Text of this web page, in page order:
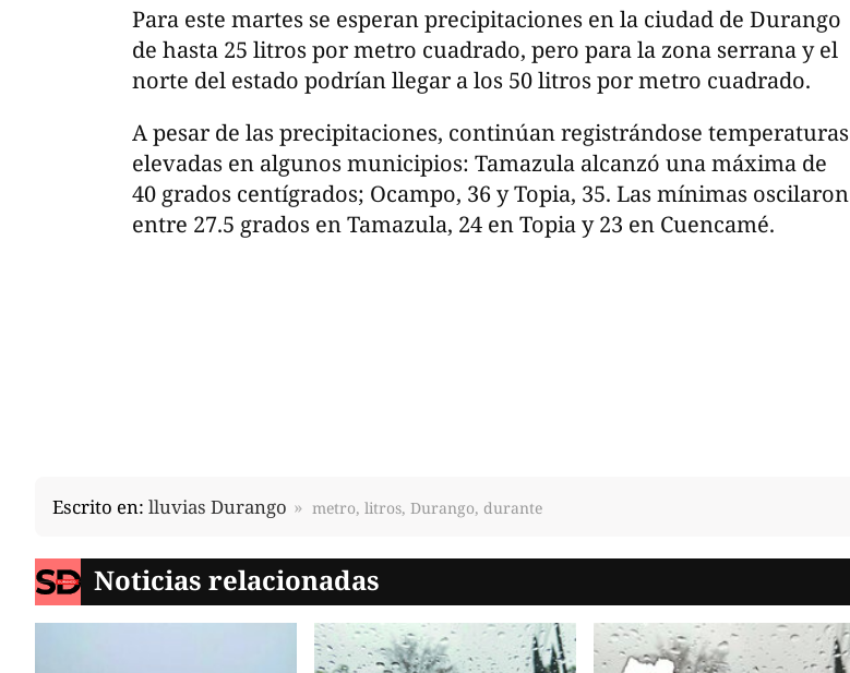
Para este martes se esperan precipitaciones en la ciudad de Durango
de hasta 25 litros por metro cuadrado, pero para la zona serrana y el
norte del estado podrían llegar a los 50 litros por metro cuadrado.
A pesar de las precipitaciones, continúan registrándose temperaturas
elevadas en algunos municipios: Tamazula alcanzó una máxima de
40 grados centígrados; Ocampo, 36 y Topia, 35. Las mínimas oscilaron
entre 27.5 grados en Tamazula, 24 en Topia y 23 en Cuencamé.
Escrito en: lluvias Durango metro, litros, Durango, durante
Noticias relacionadas